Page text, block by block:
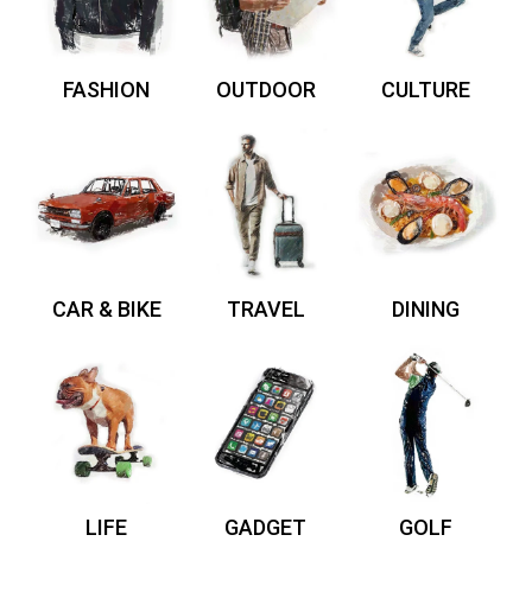
FASHION OUTDOOR CULTURE
CAR & BIKE TRAVEL DINING
LIFE GADGET GOLF